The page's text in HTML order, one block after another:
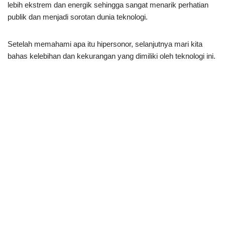
lebih ekstrem dan energik sehingga sangat menarik perhatian
publik dan menjadi sorotan dunia teknologi.
Setelah memahami apa itu hipersonor, selanjutnya mari kita
bahas kelebihan dan kekurangan yang dimiliki oleh teknologi ini.